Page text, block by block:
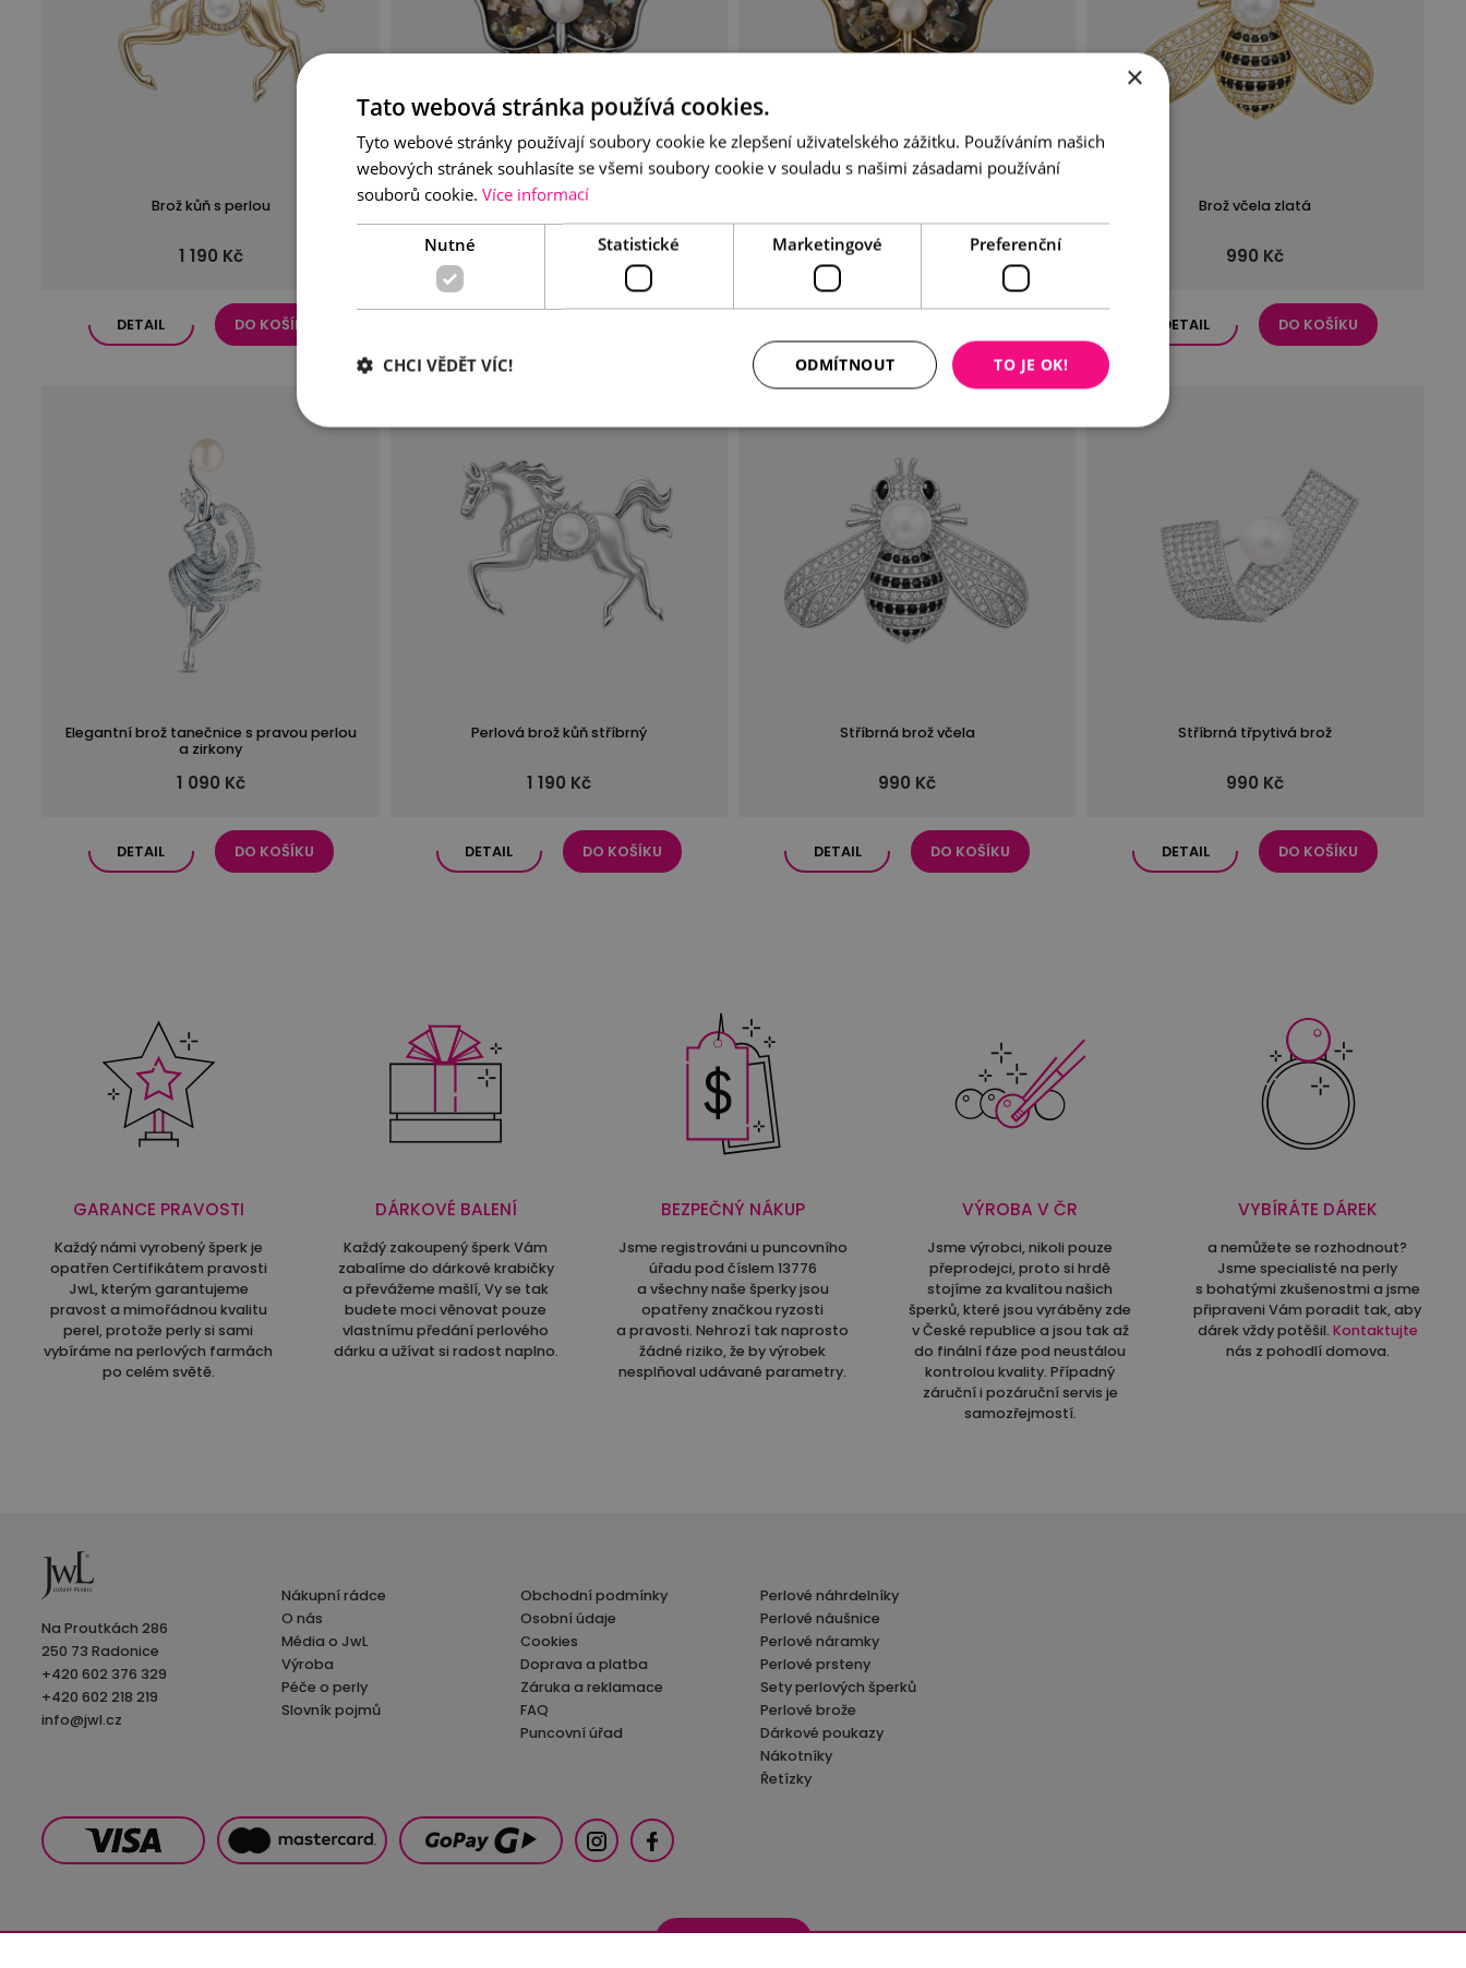
Brož kůň s perlou
1 190 Kč
DETAIL DO KOŠÍKU
Brož motýl s perlou a perletí 2v1
990 Kč
Brož včela zlatá
990 Kč
DETAIL DO KOŠÍKU
Elegantní brož tanečnice s pravou perlou
a zirkony
1 090 Kč
DETAIL DO KOŠÍKU
Perlová brož kůň stříbrný
1 190 Kč
DETAIL DO KOŠÍKU
Stříbrná brož včela
990 Kč
DETAIL DO KOŠÍKU
Stříbrná třpytivá brož
990 Kč
DETAIL DO KOŠÍKU
GARANCE PRAVOSTI
Každý námi vyrobený šperk je
opatřen Certifikátem pravosti
JwL, kterým garantujeme
pravost a mimořádnou kvalitu
perel, protože perly si sami
vybíráme na perlových farmách
po celém světě.
DÁRKOVÉ BALENÍ
Každý zakoupený šperk Vám
zabalíme do dárkové krabičky
a převážeme mašlí, Vy se tak
budete moci věnovat pouze
vlastnímu předání perlového
dárku a užívat si radost naplno.
BEZPEČNÝ NÁKUP
Jsme registrováni u puncovního
úřadu pod číslem 13776
a všechny naše šperky jsou
opatřeny značkou ryzosti
a pravosti. Nehrozí tak naprosto
žádné riziko, že by výrobek
nesplňoval udávané parametry.
VÝROBA V ČR
Jsme výrobci, nikoli pouze
přeprodejci, proto si hrdě
stojíme za kvalitou našich
šperků, které jsou vyráběny zde
v České republice a jsou tak až
do finální fáze pod neustálou
kontrolou kvality. Případný
záruční i pozáruční servis je
samozřejmostí.
VYBÍRÁTE DÁREK
a nemůžete se rozhodnout?
Jsme specialisté na perly
s bohatými zkušenostmi a jsme
připraveni Vám poradit tak, aby
dárek vždy potěšil. Kontaktujte
nás z pohodlí domova.
Na Proutkách 286
250 73 Radonice
+420 602 376 329
+420 602 218 219
info@jwl.cz
Nákupní rádce
O nás
Média o JwL
Výroba
Péče o perly
Slovník pojmů
Obchodní podmínky
Osobní údaje
Cookies
Doprava a platba
Záruka a reklamace
FAQ
Puncovní úřad
Perlové náhrdelníky
Perlové náušnice
Perlové náramky
Perlové prsteny
Sety perlových šperků
Perlové brože
Dárkové poukazy
Nákotníky
Řetízky
×
Tato webová stránka používá cookies.
Tyto webové stránky používají soubory cookie ke zlepšení uživatelského zážitku. Používáním našich
webových stránek souhlasíte se všemi soubory cookie v souladu s našimi zásadami používání
souborů cookie. Více informací
Nutné Statistické Marketingové Preferenční
TO JE OK!
ODMÍTNOUT
CHCI VĚDĚT VÍC!